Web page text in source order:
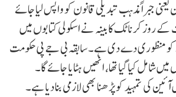
یعنی جبراً مذہب تبدیلی قانون کو واپس لیا جائے
کے روز کرناٹک کابینہ نے اسکولی کتابوں میں
کو منظوری دے دی ہے۔ سابقہ بی جے پی حکومت
شامل کیا گیا تھا، انھیں ہٹایا جائے گا۔
کی تمہید کو پڑھنا بھی لازمی بنا دیا ہے۔